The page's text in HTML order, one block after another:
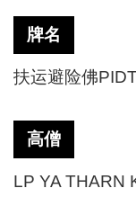
牌名
扶运避险佛
高僧
LP YA THARN